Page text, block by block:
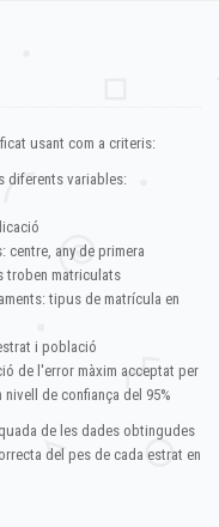
usant com a criteris:
diferents variables:
centre, any de primera
troben matriculats
tipus de matrícula en
i població
de l'error màxim acceptat per
de confiança del 95%
de les dades obtingudes
del pes de cada estrat en